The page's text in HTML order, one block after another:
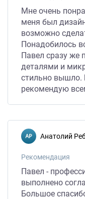
Мне очень
меня был
возможно
Понадобилось
Павел сразу же
деталями и
стильно вышло.
рекомендую
Анатолий
Рекомендация
Павел -
выполнено
Большое